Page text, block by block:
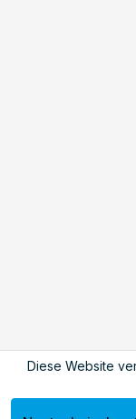
Diese Website